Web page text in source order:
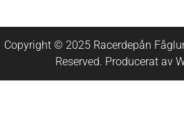
Copyright © 2025 Racerdepån
Reserved. Producerat av